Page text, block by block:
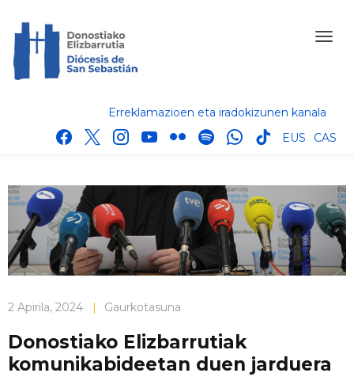
Erreklamazioen eta iradokizunen kanala
facebook
x instagram
youtube
flickr spotifywhatsapp
tik
EUS CAS
2 Apirila, 2024 Gaurkotasuna
Donostiako Elizbarrutiak
komunikabideetan duen jarduera